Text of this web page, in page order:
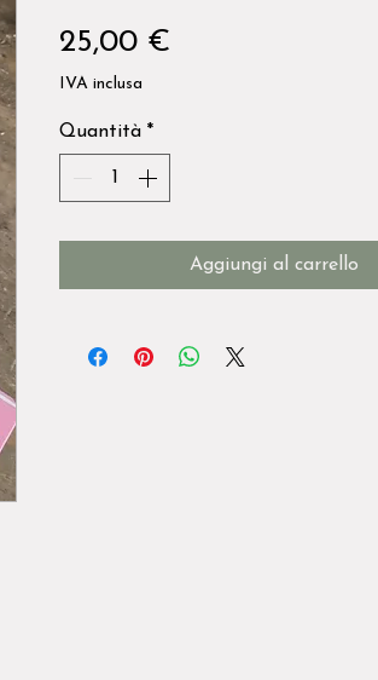
25,00 €
IVA inclusa
Quantità *
Aggiungi al carrello